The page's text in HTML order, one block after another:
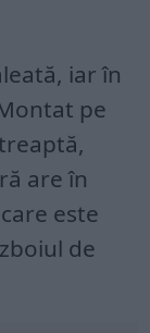
iar în
pe
are în
este
de